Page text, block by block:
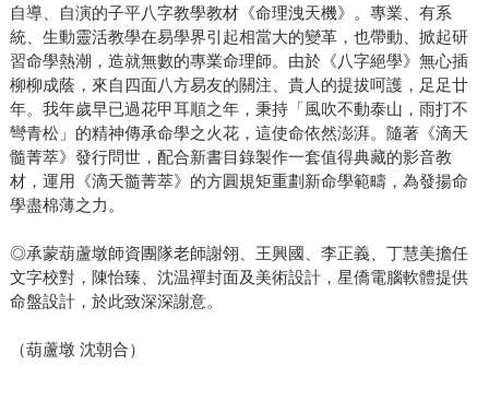
自導、自演的子平八字教學教材《命理洩天機》。專業、有系
統、生動靈活教學在易學界引起相當大的變革，也帶動、掀起研
習命學熱潮，造就無數的專業命理師。由於《八字絕學》無心插
柳柳成蔭，來自四面八方易友的關注、貴人的提拔呵護，足足廿
年。我年歲早已過花甲耳順之年，秉持「風吹不動泰山，雨打不
彎青松」的精神傳承命學之火花，這使命依然澎湃。隨著《滴天
髓菁萃》發行問世，配合新書目錄製作一套值得典藏的影音教
材，運用《滴天髓菁萃》的方圓規矩重劃新命學範疇，為發揚命
學盡棉薄之力。
◎承蒙葫蘆墩師資團隊老師謝翎、王興國、李正義、丁慧美擔任
文字校對，陳怡臻、沈温禪封面及美術設計，星僑電腦軟體提供
命盤設計，於此致深深謝意。
（葫蘆墩 沈朝合）